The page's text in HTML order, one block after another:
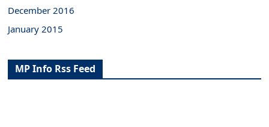
December 2016
January 2015
MP Info Rss Feed